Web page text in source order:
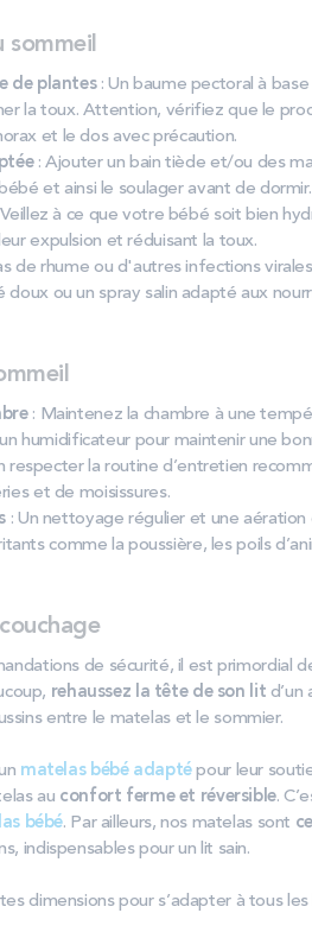
sommeil
de plantes: Un baume pectoral à
la toux. Attention, vérifiez que le
et le dos avec précaution.
: Ajouter un bain tiède et/ou des
et ainsi le soulager avant de dormir.
Veillez à ce que votre bébé soit bien
expulsion et réduisant la toux.
de rhume ou d'autres infections
doux ou un spray salin adapté aux
: Maintenez la chambre à une
humidificateur pour maintenir une
la routine d’entretien
et de moisissures.
: Un nettoyage régulier et une
comme la poussière, les poils
de sécurité, il est primordial
rehaussez la tête de son lit d’un
entre le matelas et le sommier.
matelas bébé adaptépour leur
au confort ferme et réversible.
bébé. Par ailleurs, nos matelas sont
indispensables pour un lit sain.
dimensions pour s’adapter à tous les